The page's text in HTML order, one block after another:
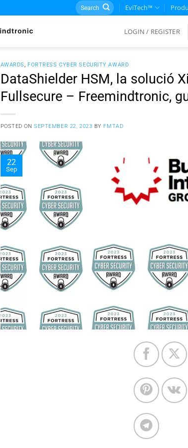
Search
for:
EviTech™
LOGIN / REGISTER
AWARDS, FORTRESS CYBER SECURITY AWARD
DataShielder HSM, la solució
Fullsecure – Freemindtronic,
POSTED ONSEPTEMBER 22, 2023 BY FMTAD
22
Sep